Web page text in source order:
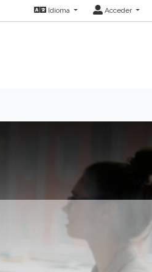
Idioma Acceder